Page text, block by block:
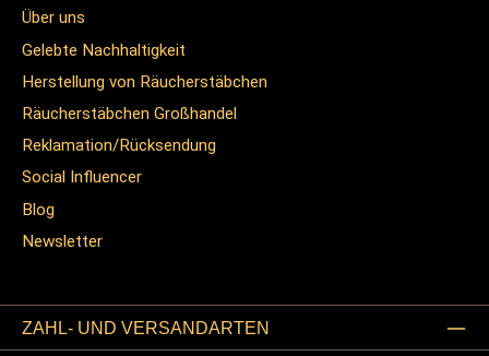
Über uns
Gelebte Nachhaltigkeit
Herstellung von Räucherstäbchen
Räucherstäbchen Großhandel
Reklamation/Rücksendung
Social Influencer
Blog
Newsletter
ZAHL- UND VERSANDARTEN